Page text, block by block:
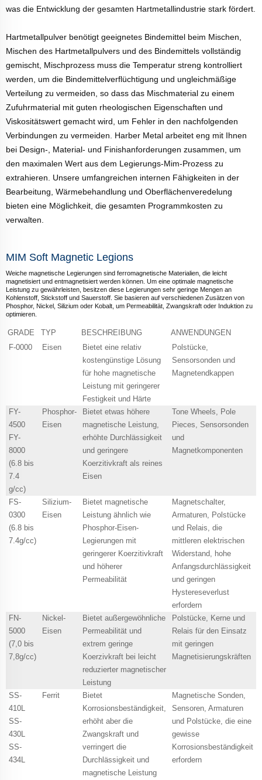
was die Entwicklung der gesamten Hartmetallindustrie stark fördert.
Hartmetallpulver benötigt geeignetes Bindemittel beim Mischen,
Mischen des Hartmetallpulvers und des Bindemittels vollständig
gemischt, Mischprozess muss die Temperatur streng kontrolliert
werden, um die Bindemittelverflüchtigung und ungleichmäßige
Verteilung zu vermeiden, so dass das Mischmaterial zu einem
Zufuhrmaterial mit guten rheologischen Eigenschaften und
Viskositätswert gemacht wird, um Fehler in den nachfolgenden
Verbindungen zu vermeiden. Harber Metal arbeitet eng mit Ihnen
bei Design-, Material- und Finishanforderungen zusammen, um
den maximalen Wert aus dem Legierungs-Mim-Prozess zu
extrahieren. Unsere umfangreichen internen Fähigkeiten in der
Bearbeitung, Wärmebehandlung und Oberflächenveredelung
bieten eine Möglichkeit, die gesamten Programmkosten zu
verwalten.
MIM Soft Magnetic Legions
Weiche magnetische Legierungen sind ferromagnetische Materialien, die leicht
magnetisiert und entmagnetisiert werden können. Um eine optimale magnetische
Leistung zu gewährleisten, besitzen diese Legierungen sehr geringe Mengen an
Kohlenstoff, Stickstoff und Sauerstoff. Sie basieren auf verschiedenen Zusätzen von
Phosphor, Nickel, Silizium oder Kobalt, um Permeabilität, Zwangskraft oder Induktion zu
optimieren.
GRADE TYP BESCHREIBUNG
ANWENDUNGEN
F-0000
Eisen
Bietet eine relativ
kostengünstige Lösung
für hohe magnetische
Leistung mit geringerer
Festigkeit und Härte
Polstücke,
Sensorsonden und
Magnetendkappen
FY-
4500
FY-
8000
(6.8 bis
7.4
g/cc)
Phosphor-
Eisen
Bietet etwas höhere
magnetische Leistung,
erhöhte Durchlässigkeit
und geringere
Koerzitivkraft als reines
Eisen
Tone Wheels, Pole
Pieces, Sensorsonden
und
Magnetkomponenten
FS-
0300
(6.8 bis
7.4g/cc)
Silizium-
Eisen
Bietet magnetische
Leistung ähnlich wie
Phosphor-Eisen-
Legierungen mit
geringerer Koerzitivkraft
und höherer
Permeabilität
Magnetschalter,
Armaturen, Polstücke
und Relais, die
mittleren elektrischen
Widerstand, hohe
Anfangsdurchlässigkeit
und geringen
Hystereseverlust
erfordern
FN-
5000
(7,0 bis
7,8g/cc)
Nickel-
Eisen
Bietet außergewöhnliche
Permeabilität und
extrem geringe
Koerzivkraft bei leicht
reduzierter magnetischer
Leistung
Polstücke, Kerne und
Relais für den Einsatz
mit geringen
Magnetisierungskräften
SS-
410L
SS-
430L
SS-
434L
Ferrit
Bietet
Korrosionsbeständigkeit,
erhöht aber die
Zwangskraft und
verringert die
Durchlässigkeit und
magnetische Leistung
Magnetische Sonden,
Sensoren, Armaturen
und Polstücke, die eine
gewisse
Korrosionsbeständigkeit
erfordern